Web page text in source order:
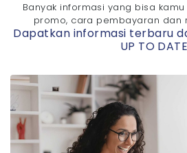
Banyak informasi yang bisa
promo, cara pembayaran dan
Dapatkan informasi terbaru
UP TO DATE